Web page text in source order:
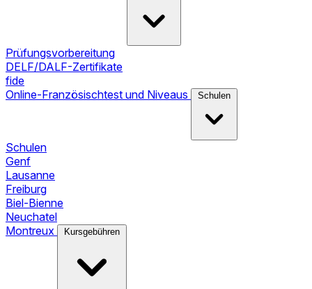
Prüfungsvorbereitung
DELF/DALF-Zertifikate
fide
Online-Französischtest und Niveaus
Schulen
Schulen
Genf
Lausanne
Freiburg
Biel-Bienne
Neuchatel
Montreux
Kursgebühren